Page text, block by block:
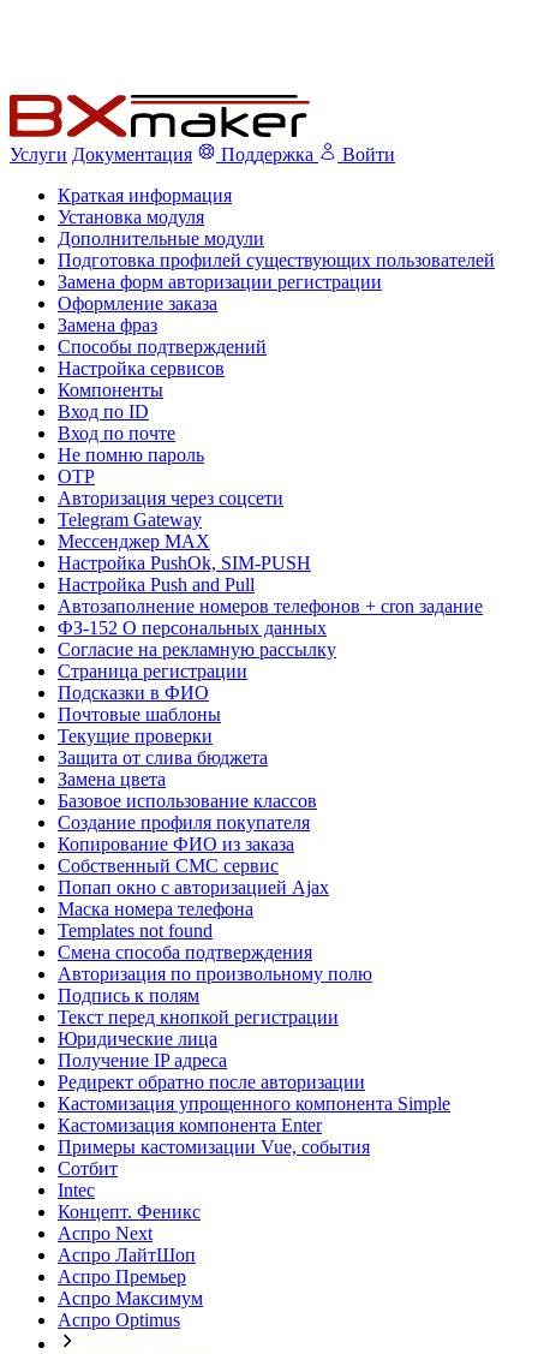
Услуги Документация Поддержка
Войти
Краткая информация
Установка модуля
Дополнительные модули
Подготовка профилей существующих пользователей
Замена форм авторизации регистрации
Оформление заказа
Замена фраз
Способы подтверждений
Настройка сервисов
Компоненты
Вход по ID
Вход по почте
Не помню пароль
OTP
Авторизация через соцсети
Telegram Gateway
Мессенджер MAX
Настройка PushOk, SIM-PUSH
Настройка Push and Pull
Автозаполнение номеров телефонов + cron задание
ФЗ-152 О персональных данных
Согласие на рекламную рассылку
Страница регистрации
Подсказки в ФИО
Почтовые шаблоны
Текущие проверки
Защита от слива бюджета
Замена цвета
Базовое использование классов
Создание профиля покупателя
Копирование ФИО из заказа
Собственный СМС сервис
Попап окно с авторизацией Ajax
Маска номера телефона
Templates not found
Смена способа подтверждения
Авторизация по произвольному полю
Подпись к полям
Текст перед кнопкой регистрации
Юридические лица
Получение IP адреса
Редирект обратно после авторизации
Кастомизация упрощенного компонента Simple
Кастомизация компонента Enter
Примеры кастомизации Vue, события
Сотбит
Intec
Концепт. Феникс
Аспро Next
Аспро ЛайтШоп
Аспро Премьер
Аспро Максимум
Аспро Optimus